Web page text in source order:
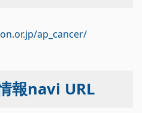
ap_cancer/
報navi URL